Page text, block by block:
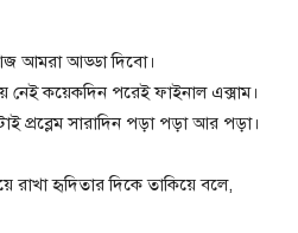
আমরা আড্ডা দিবো।
কয়েকদিন পরেই ফাইনাল এক্সাম।
প্রব্লেম সারাদিন পড়া পড়া আর পড়া।
রাখা হৃদিতার দিকে তাকিয়ে বলে,